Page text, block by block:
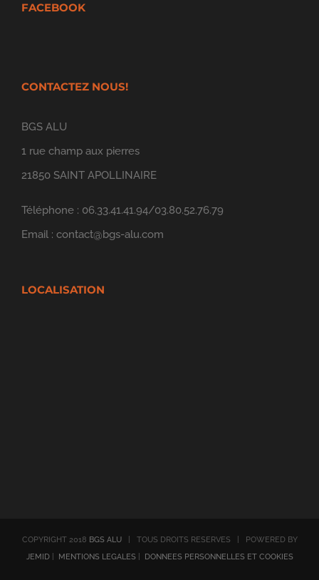
FACEBOOK
CONTACTEZ NOUS!
BGS ALU
1 rue champ aux pierres
21850 SAINT APOLLINAIRE
Téléphone : 06.33.41.41.94/03.80.52.76.79
Email : contact@bgs-alu.com
LOCALISATION
COPYRIGHT 2018 BGS ALU| TOUS DROITS RESERVES | POWERED BY
JEMID| MENTIONS LEGALES| DONNEES PERSONNELLES ET COOKIES